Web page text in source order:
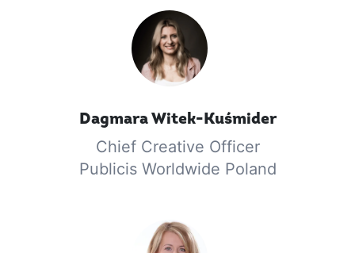
Dagmara Witek-Kuśmider
Chief Creative Officer
Publicis Worldwide Poland